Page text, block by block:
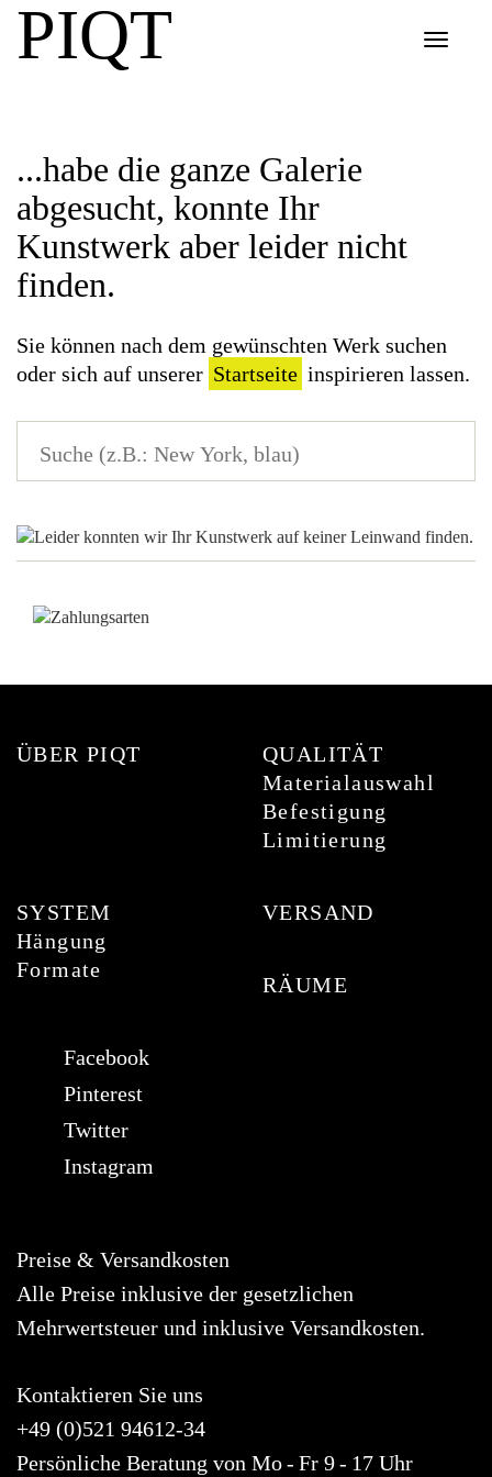
Toggle
PIQT
...habe die ganze Galerie
abgesucht, konnte Ihr
Kunstwerk aber leider nicht
finden.
Sie können nach dem gewünschten Werk suchen
oder sich auf unserer Startseite inspirieren lassen.
ÜBER PIQT
QUALITÄT
Materialauswahl
Befestigung
Limitierung
SYSTEM
Hängung
Formate
VERSAND
RÄUME
Facebook
Pinterest
Twitter
Instagram
Preise & Versandkosten
Alle Preise inklusive der gesetzlichen
Mehrwertsteuer und inklusive Versandkosten.
Kontaktieren Sie uns
+49 (0)521 94612-34
Persönliche Beratung von Mo - Fr 9 - 17 Uhr
verbessern, verwenden wir Cookies. Dazu
benötigen wir Ihre Einwilligung. Erfahren Sie